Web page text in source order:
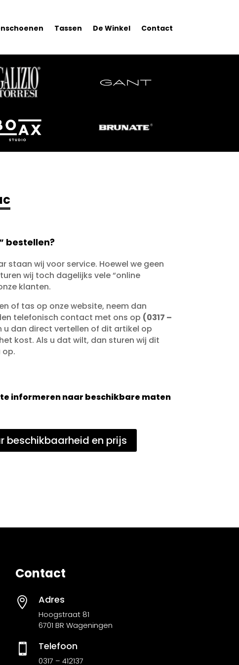
Tassen De Winkel Contact
bestellen?
staan wij voor service. Hoewel we geen
wij toch dagelijks vele “online
klanten.
of tas op onze website, neem dan
telefonisch contact met ons op (0317 –
u dan direct vertellen of dit artikel op
kost. Als u dat wilt, dan sturen wij dit
op.
informeren naar beschikbare maten
beschikbaarheid en prijs
Contact
 Adres
Hoogstraat 81
6701 BR Wageningen
 Telefoon
0317 – 412137